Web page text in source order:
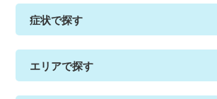
症状で探す
エリアで探す